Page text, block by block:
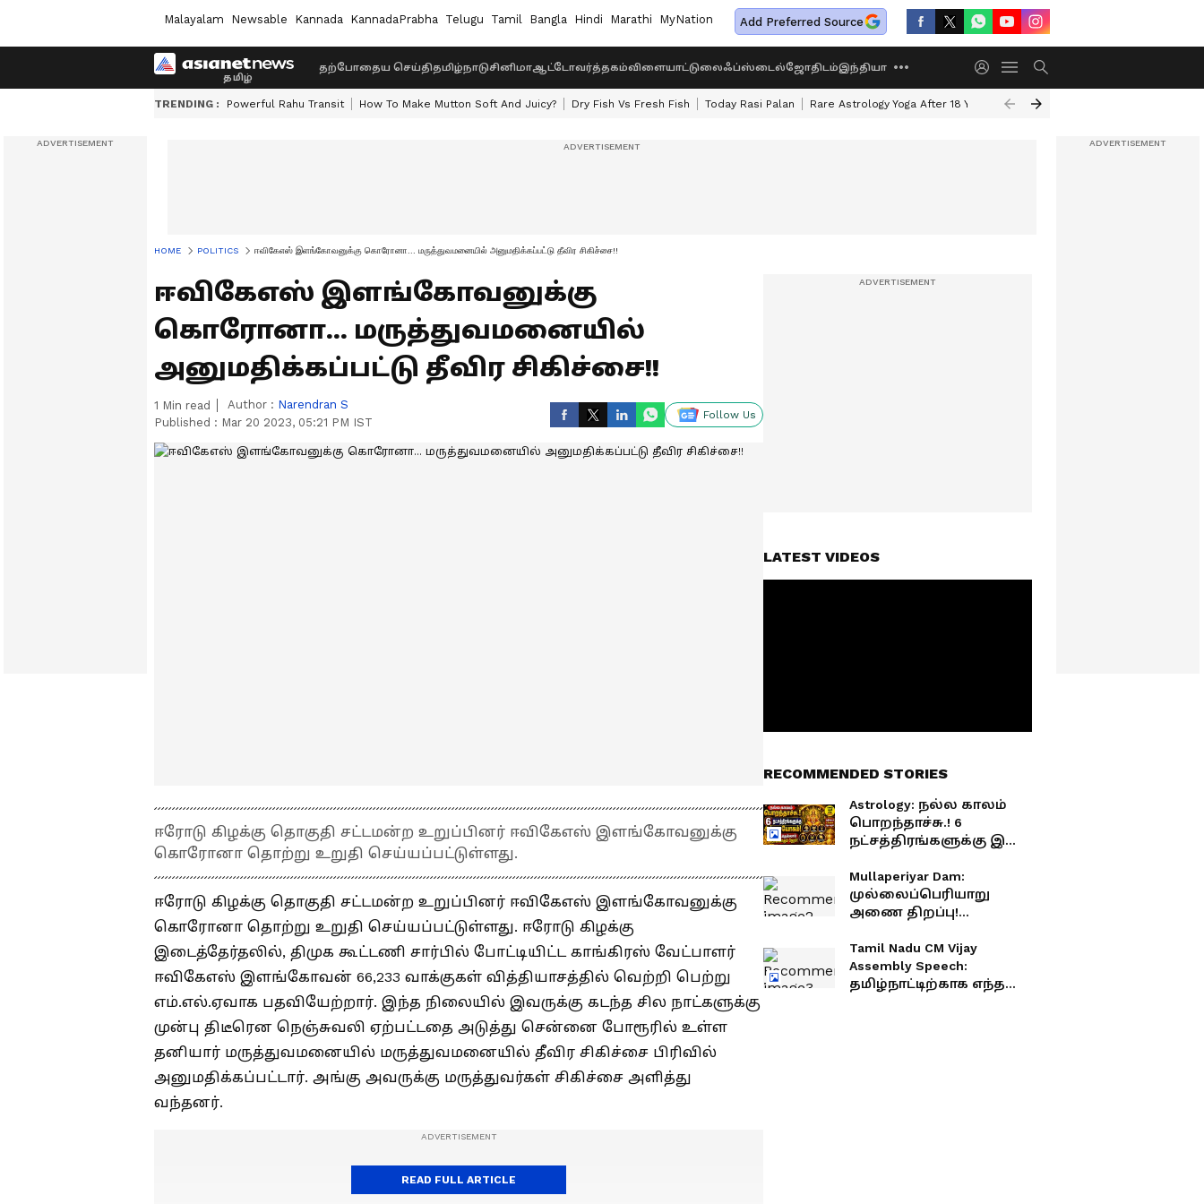
Malayalam Newsable Kannada KannadaPrabha Telugu Tamil Bangla Hindi Marathi MyNation Add Preferred Source
தற்போதைய செய்திதமிழ்நாடுசினிமாஆட்டோவர்த்தகம்விளையாட்டுலைஃப்ஸ்டைல்ஜோதிடம்இந்தியா
TRENDING : Powerful Rahu Transit How To Make Mutton Soft And Juicy? Dry Fish Vs Fresh Fish Today Rasi Palan Rare Astrology Yoga After 18 Years Dwi Pushkar Yoga 2026
HOME POLITICS ஈவிகேஎஸ் இளங்கோவனுக்கு கொரோனா... மருத்துவமனையில் அனுமதிக்கப்பட்டு தீவிர சிகிச்சை!!
ஈவிகேஎஸ் இளங்கோவனுக்கு
கொரோனா... மருத்துவமனையில்
அனுமதிக்கப்பட்டு தீவிர சிகிச்சை!!
1 Min read Author : Narendran S
Published : Mar 20 2023, 05:21 PM IST
Follow Us
ஈரோடு கிழக்கு தொகுதி சட்டமன்ற உறுப்பினர் ஈவிகேஎஸ் இளங்கோவனுக்கு
கொரோனா தொற்று உறுதி செய்யப்பட்டுள்ளது.
ஈரோடு கிழக்கு தொகுதி சட்டமன்ற உறுப்பினர் ஈவிகேஎஸ் இளங்கோவனுக்கு
கொரோனா தொற்று உறுதி செய்யப்பட்டுள்ளது. ஈரோடு கிழக்கு
இடைத்தேர்தலில், திமுக கூட்டணி சார்பில் போட்டியிட்ட காங்கிரஸ் வேட்பாளர்
ஈவிகேஎஸ் இளங்கோவன் 66,233 வாக்குகள் வித்தியாசத்தில் வெற்றி பெற்று
எம்.எல்.ஏவாக பதவியேற்றார். இந்த நிலையில் இவருக்கு கடந்த சில நாட்களுக்கு
முன்பு திடீரென நெஞ்சுவலி ஏற்பட்டதை அடுத்து சென்னை போரூரில் உள்ள
தனியார் மருத்துவமனையில் மருத்துவமனையில் தீவிர சிகிச்சை பிரிவில்
அனுமதிக்கப்பட்டார். அங்கு அவருக்கு மருத்துவர்கள் சிகிச்சை அளித்து
வந்தனர்.
READ FULL ARTICLE
LATEST VIDEOS
RECOMMENDED STORIES
Astrology: நல்ல காலம்
பொறந்தாச்சு.! 6
நட்சத்திரங்களுக்கு இனி
தொட்டதெல்லாம்
பொன்னாகும் நேரம்.!
Mullaperiyar Dam:
முல்லைப்பெரியாறு
அணை திறப்பு!
தண்ணீர்.!
Tamil Nadu CM Vijay
Assembly Speech:
தமிழ்நாட்டிற்காக எந்த